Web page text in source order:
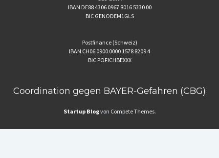
IBAN DE88 4306 0967 8016 5330 00
BIC GENODEM1GLS
Postfinance (Schweiz)
IBAN CH06 0900 0000 1578 8209 4
BIC POFICHBEXXX
Coordination gegen BAYER-Gefahren (CBG)
Startup Blogvon Compete Themes.